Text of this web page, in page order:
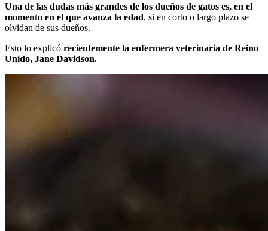
Una de las dudas más grandes de los dueños de gatos es, en el
momento en el que avanza la edad, si en corto o largo plazo se
olvidan de sus dueños.
Esto lo explicó recientemente la enfermera veterinaria de Reino
Unido, Jane Davidson.